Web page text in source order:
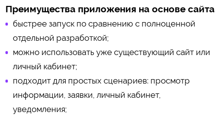
Преимущества приложения на основе сайта
быстрее запуск по сравнению с полноценной
отдельной разработкой;
можно использовать уже существующий сайт или
личный кабинет;
подходит для простых сценариев: просмотр
информации, заявки, личный кабинет,
уведомления;